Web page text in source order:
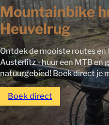
Mountainbike
Heuvelrug
Ontdek de mooiste routes
Austerlitz - huur een MTB en
natuurgebied! Boek direct je
Boek direct